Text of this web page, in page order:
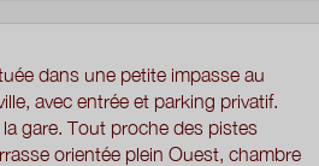
dans une petite impasse au
avec entrée et parking privatif.
gare. Tout proche des pistes
orientée plein Ouest, chambre